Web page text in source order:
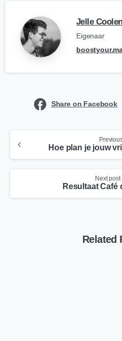
Jelle
Eigenaar
Share on Facebook
Next post
Resultaat Café
Related